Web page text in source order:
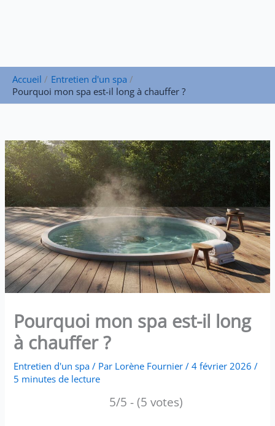
Accueil
Entretien d'un spa
Pourquoi mon spa est-il long à chauffer ?
Pourquoi mon spa est-il long
à chauffer ?
Entretien d'un spa / Par Lorène Fournier/4 février 2026/
5 minutes de lecture
5/5 - (5 votes)